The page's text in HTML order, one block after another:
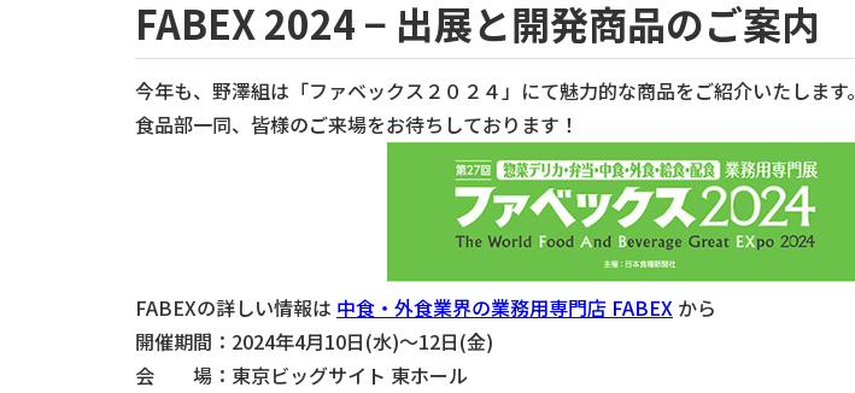
FABEX 2024 − 出展と開発商品のご案内
今年も、野澤組は「ファベックス２０２４」にて魅力的な商品をご紹介いたします。
食品部一同、皆様のご来場をお待ちしております！
FABEXの詳しい情報は 中食・外食業界の業務用専門店 FABEX から
開催期間：2024年4月10日(水)〜12日(金)
会 場：東京ビッグサイト 東ホール